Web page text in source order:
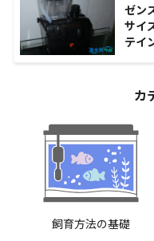
ゼン
サイ
テイ
カ
飼育方法の基礎